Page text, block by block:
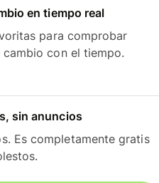
en tiempo real
para comprobar
con el tiempo.
sin anuncios
Es completamente gratis